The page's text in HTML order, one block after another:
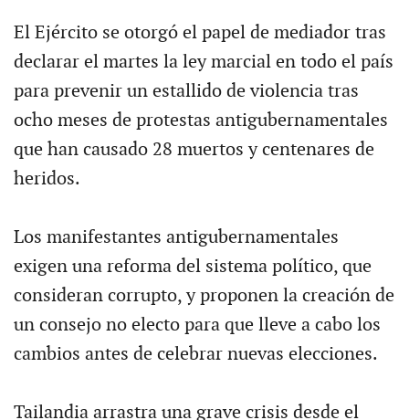
El Ejército se otorgó el papel de mediador tras
declarar el martes la ley marcial en todo el país
para prevenir un estallido de violencia tras
ocho meses de protestas antigubernamentales
que han causado 28 muertos y centenares de
heridos.
Los manifestantes antigubernamentales
exigen una reforma del sistema político, que
consideran corrupto, y proponen la creación de
un consejo no electo para que lleve a cabo los
cambios antes de celebrar nuevas elecciones.
Tailandia arrastra una grave crisis desde el